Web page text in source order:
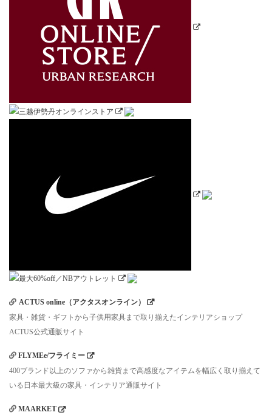
ACTUS online（アクタスオンライン）
家具・雑貨・ギフトから子供用家具まで取り揃えたインテリアショップ
ACTUS公式通販サイト
FLYMEe/フライミー
400ブランド以上のソファから雑貨まで高感度なアイテムを幅広く取り揃えて
いる日本最大級の家具・インテリア通販サイト
MAARKET